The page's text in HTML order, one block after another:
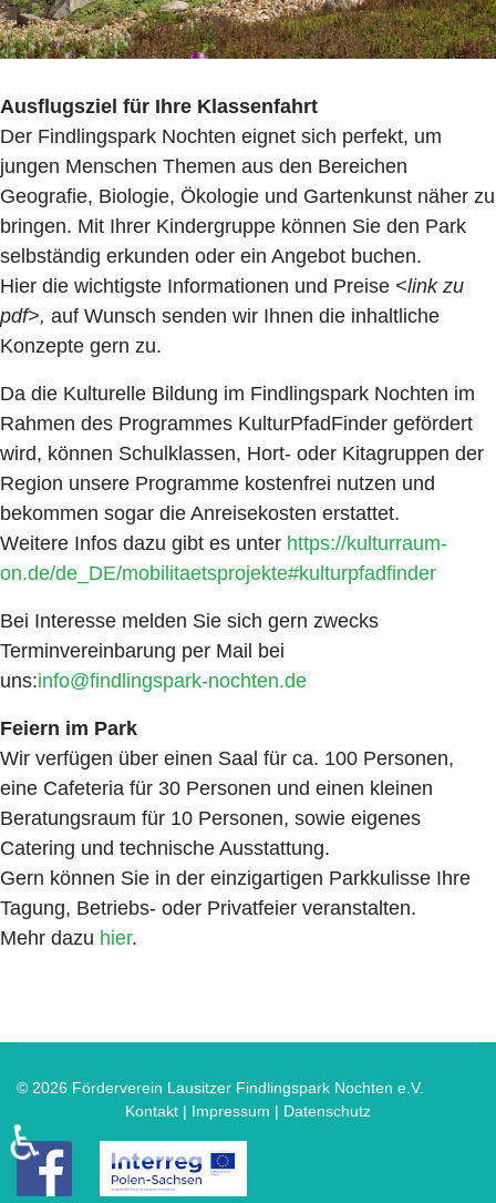
Ausflugsziel für Ihre Klassenfahrt
Der Findlingspark Nochten eignet sich perfekt, um
jungen Menschen Themen aus den Bereichen
Geografie, Biologie, Ökologie und Gartenkunst näher zu
bringen. Mit Ihrer Kindergruppe können Sie den Park
selbständig erkunden oder ein Angebot buchen.
Hier die wichtigste Informationen und Preise <link zu
pdf>, auf Wunsch senden wir Ihnen die inhaltliche
Konzepte gern zu.
Da die Kulturelle Bildung im Findlingspark Nochten im
Rahmen des Programmes KulturPfadFinder gefördert
wird, können Schulklassen, Hort- oder Kitagruppen der
Region unsere Programme kostenfrei nutzen und
bekommen sogar die Anreisekosten erstattet.
Weitere Infos dazu gibt es unter https://kulturraum-
on.de/de_DE/mobilitaetsprojekte#kulturpfadfinder
Bei Interesse melden Sie sich gern zwecks
Terminvereinbarung per Mail bei
uns:info@findlingspark-nochten.de
Feiern im Park
Wir verfügen über einen Saal für ca. 100 Personen,
eine Cafeteria für 30 Personen und einen kleinen
Beratungsraum für 10 Personen, sowie eigenes
Catering und technische Ausstattung.
Gern können Sie in der einzigartigen Parkkulisse Ihre
Tagung, Betriebs- oder Privatfeier veranstalten.
Mehr dazu hier.
© 2026 Förderverein Lausitzer Findlingspark Nochten e.V.
Kontakt | Impressum | Datenschutz